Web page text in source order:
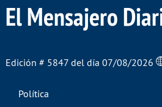
El Mensajero
Edición # 5847 del día 07/08/2026
Política